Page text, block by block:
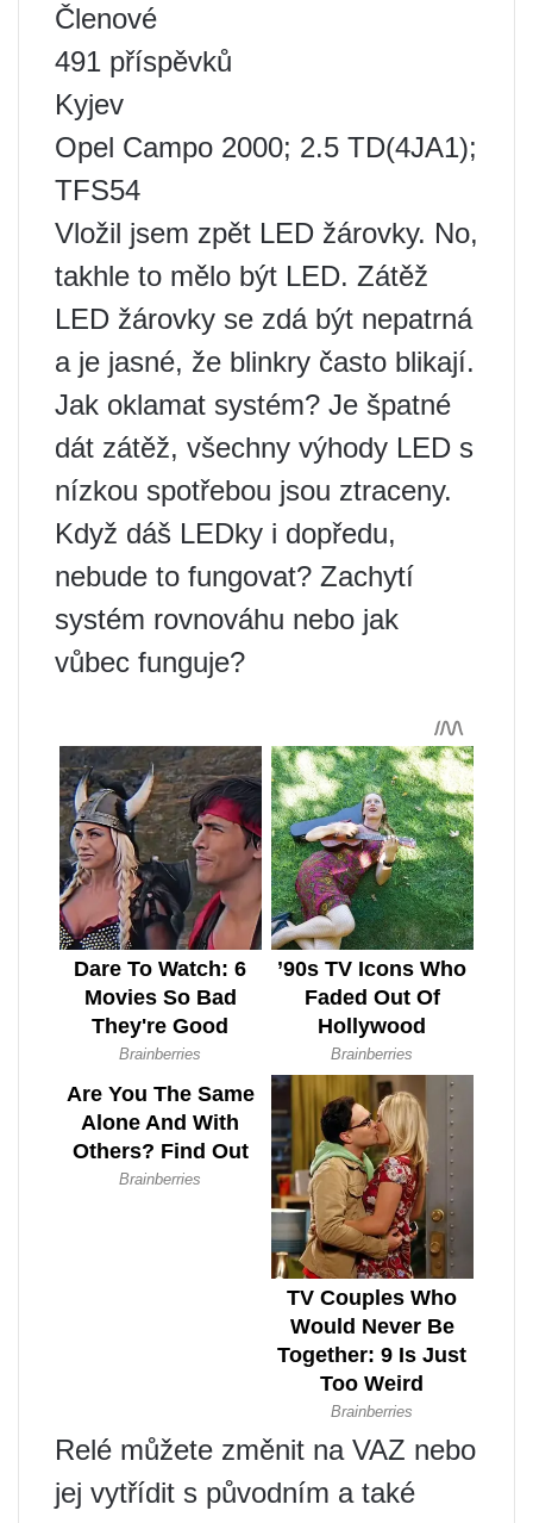
Členové
491 příspěvků
Kyjev
Opel Campo 2000; 2.5 TD(4JA1);
TFS54
Vložil jsem zpět LED žárovky. No,
takhle to mělo být LED. Zátěž
LED žárovky se zdá být nepatrná
a je jasné, že blinkry často blikají.
Jak oklamat systém? Je špatné
dát zátěž, všechny výhody LED s
nízkou spotřebou jsou ztraceny.
Když dáš LEDky i dopředu,
nebude to fungovat? Zachytí
systém rovnováhu nebo jak
vůbec funguje?
Relé můžete změnit na VAZ nebo
jej vytřídit s původním a také